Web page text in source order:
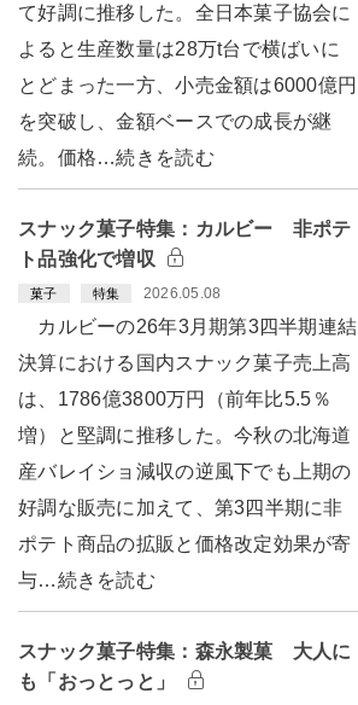
て好調に推移した。全日本菓子協会に
よると生産数量は28万t台で横ばいに
とどまった一方、小売金額は6000億円
を突破し、金額ベースでの成長が継
続。価格…続きを読む
スナック菓子特集：カルビー 非ポテ
ト品強化で増収
菓子 特集 2026.05.08
カルビーの26年3月期第3四半期連結
決算における国内スナック菓子売上高
は、1786億3800万円（前年比5.5％
増）と堅調に推移した。今秋の北海道
産バレイショ減収の逆風下でも上期の
好調な販売に加えて、第3四半期に非
ポテト商品の拡販と価格改定効果が寄
与…続きを読む
スナック菓子特集：森永製菓 大人に
も「おっとっと」